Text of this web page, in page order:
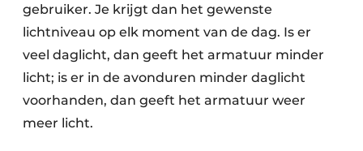
gebruiker. Je krijgt dan het gewenste
lichtniveau op elk moment van de dag. Is er
veel daglicht, dan geeft het armatuur minder
licht; is er in de avonduren minder daglicht
voorhanden, dan geeft het armatuur weer
meer licht.